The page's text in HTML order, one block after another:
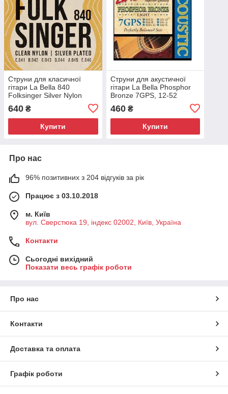
Струни для класичної
гітари La Bella 840
Folksinger Silver Nylon
640 ₴
Купити
Струни для акустичної
гітари La Bella Phosphor
Bronze 7GPS, 12-52
460₴
Купити
Про нас
96% позитивних з 204 відгуків за рік
Працює з 03.10.2018
м. Київ
вул. Сверстюка 19, індекс 02002, Київ, Україна
Контакти
Сьогодні вихідний
Показати весь графік роботи
Про нас
Контакти
Доставка та оплата
Графік роботи